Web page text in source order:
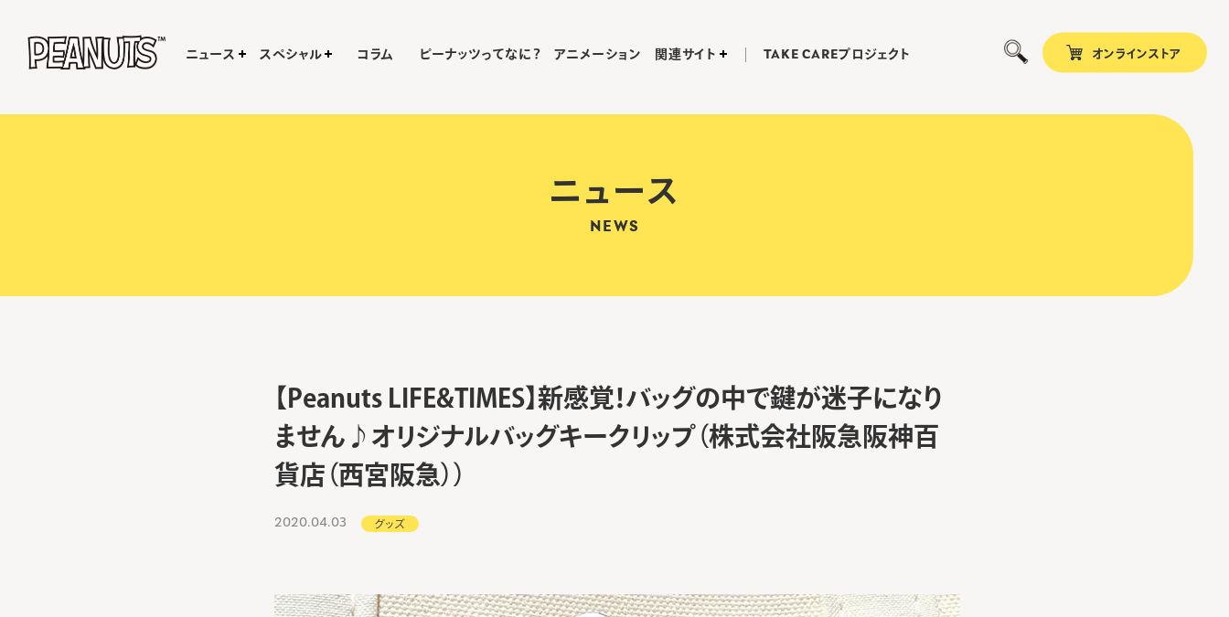
オンラインストア
ニュース スペシャル コラム ピーナッツってなに？ アニメーション 関連サイト TAKE CAREプロジェクト
ニュース
NEWS
【Peanuts LIFE&TIMES】新感覚！バッグの中で鍵が迷子になり
ません♪オリジナルバッグキークリップ（株式会社阪急阪神百
貨店（西宮阪急））
2020.04.03 グッズ